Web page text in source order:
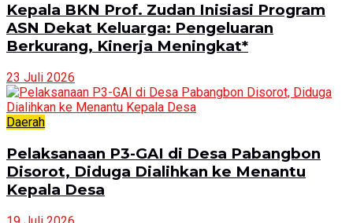
Kepala BKN Prof. Zudan Inisiasi Program
ASN Dekat Keluarga: Pengeluaran
Berkurang, Kinerja Meningkat*
23 Juli 2026
Daerah
Pelaksanaan P3-GAI di Desa Pabangbon
Disorot, Diduga Dialihkan ke Menantu
Kepala Desa